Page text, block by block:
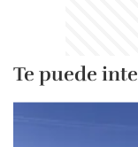
Te puede